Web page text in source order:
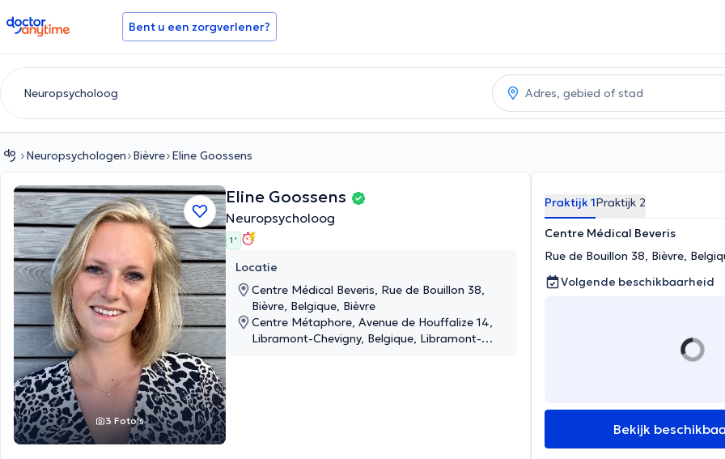
doctoranytime Bent u een zorgverlener?
Neuropsychologen Bièvre Eline Goossens
3 Foto's
Eline Goossens
Neuropsycholoog
1 '
Locatie
Centre Médical Beveris, Rue de Bouillon 38,
Bièvre, Belgique, Bièvre
Centre Métaphore, Avenue de Houffalize 14,
Libramont-Chevigny, Belgique, Libramont-
Praktijk 1Praktijk 2
Centre Médical Beveris
Rue de Bouillon 38, Bièvre,
Volgende beschikbaarheid
Bekijk